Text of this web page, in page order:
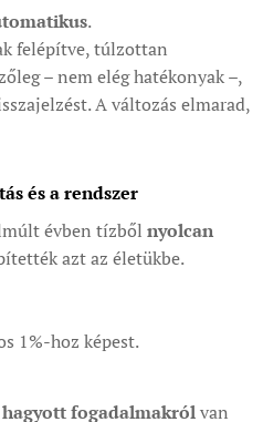
.
felépítve, túlzottan
– nem elég hatékonyak –,
A változás elmarad,
és a rendszer
évben tízből nyolcan
azt az életükbe.
1%-hoz képest.
fogadalmakrólvan